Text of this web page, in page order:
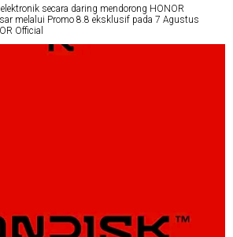
secara daring mendorong HONOR
melalui Promo 8.8 eksklusif pada 7 Agustus
Official